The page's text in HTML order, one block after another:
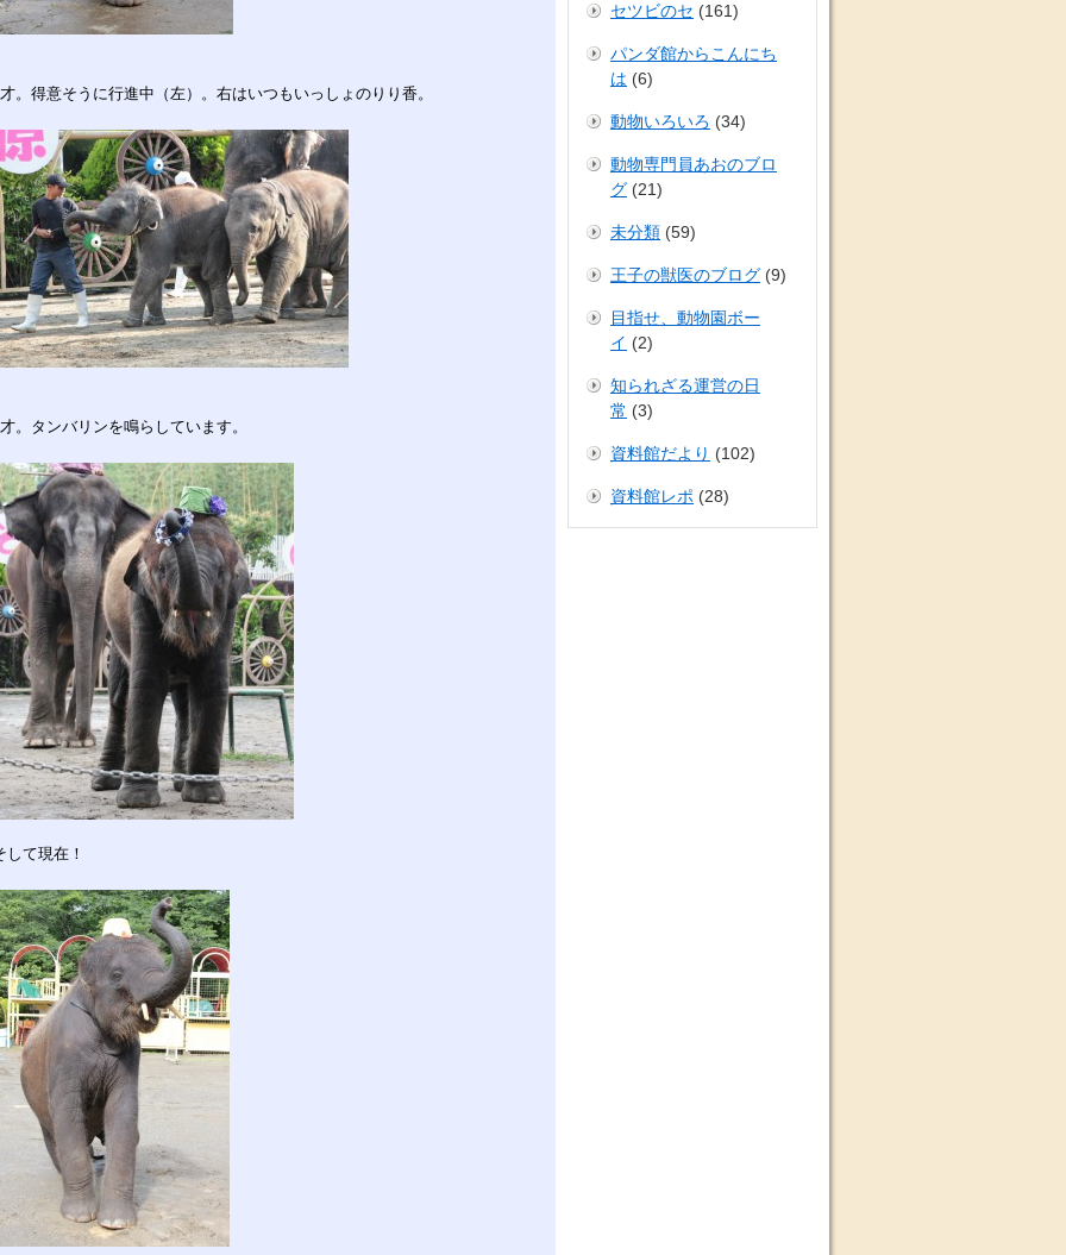
才。得意そうに行進中（左）。右はいつもいっしょのりり香。
才。タンバリンを鳴らしています。
して現在！
セツビのセ (161)
パンダ館からこんにち
は (6)
動物いろいろ (34)
動物専門員あおのブロ
グ (21)
未分類 (59)
王子の獣医のブログ (9)
目指せ、動物園ボー
イ (2)
知られざる運営の日
常 (3)
資料館だより (102)
資料館レポ (28)